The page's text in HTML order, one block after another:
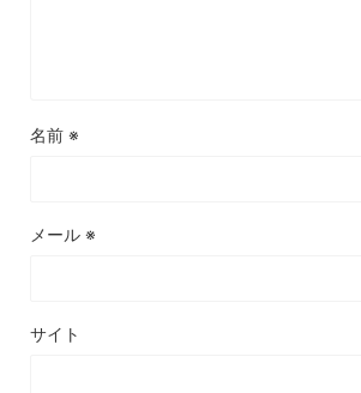
名前 ※
メール ※
サイト